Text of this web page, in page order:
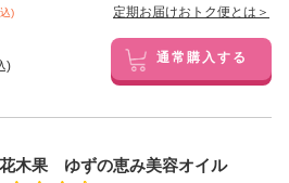
) 定期お届けおトク便とは＞
) 通常購入する
木果 ゆずの恵み美容オイル